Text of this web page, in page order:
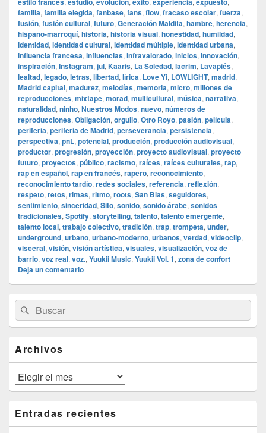
familia, familia elegida, fanbase, fans, flow, fracaso escolar, fuerza,
fusión, fusión cultural, futuro, Generación Maldita, hambre, herencia,
hispano-marroquí, historia, historia visual, honestidad, humildad,
identidad, identidad cultural, identidad múltiple, identidad urbana,
influencia francesa, influencias, infravalorado, inicios, innovación,
inspiración, Instagram, jul, Kaaris, La Soledad, lacrim, Lavapiés,
lealtad, legado, letras, libertad, lírica, Love Yi, LOWLIGHT, madrid,
Madrid capital, madurez, melodías, memoria, micro, millones de
reproducciones, mixtape, morad, multicultural, música, narrativa,
naturalidad, ninho, Nuestros Modos, nuevo, números de
reproducciones, Obligación, orgullo, Otro Royo, pasión, película,
periferia, periferia de Madrid, perseverancia, persistencia,
perspectiva, pnL, potencial, producción, producción audiovisual,
productor, progresión, proyección, proyecto audiovisual, proyecto
futuro, proyectos, público, racismo, raíces, raíces culturales, rap,
rap en español, rap en francés, rapero, reconocimiento,
reconocimiento tardío, redes sociales, referencia, reflexión,
respeto, retos, rimas, ritmo, roots, San Blas, seguidores,
sentimiento, sinceridad, Sito, sonido, sonido árabe, sonidos
tradicionales, Spotify, storytelling, talento, talento emergente,
talento local, trabajo colectivo, tradición, trap, trompeta, under,
underground, urbano, urbano-moderno, urbanos, verdad, videoclip,
visceral, visión, visión artística, visuales, visualización, voz de
barrio, voz real, voz., Yuukii Music, Yuukii Vol. 1, zona de confort |
Deja un comentario
área
de
widget
lateral
primaria
Buscar
por:
Buscar
Archivos
Archivos
Entradas recientes